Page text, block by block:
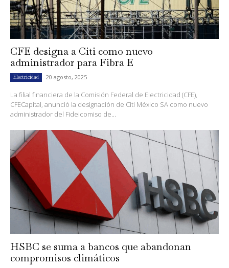
CFE designa a Citi como nuevo
administrador para Fibra E
Electricidad 20 agosto, 2025
La filial financiera de la Comisión Federal de Electricidad (CFE),
CFECapital, anunció la designación de Citi México SA como nuevo
administrador del Fideicomiso de...
HSBC se suma a bancos que abandonan
compromisos climáticos